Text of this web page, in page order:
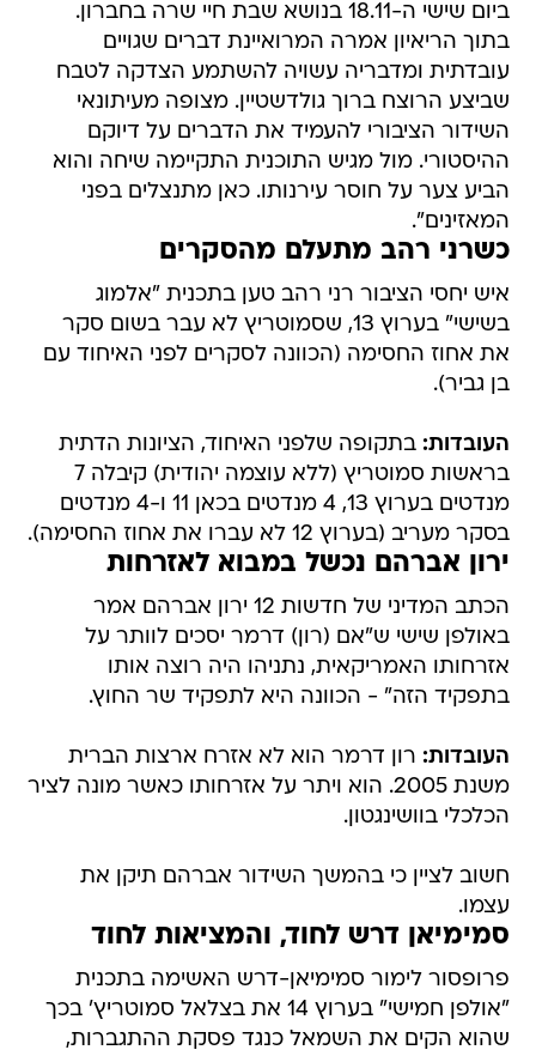
ביום שישי ה-18.11 בנושא שבת חיי שרה בחברון.
בתוך הריאיון אמרה המרואיינת דברים שגויים
עובדתית ומדבריה עשויה להשתמע הצדקה לטבח
שביצע הרוצח ברוך גולדשטיין. מצופה מעיתונאי
השידור הציבורי להעמיד את הדברים על דיוקם
ההיסטורי. מול מגיש התוכנית התקיימה שיחה והוא
הביע צער על חוסר עירנותו. כאן מתנצלים בפני
המאזינים".
כשרני רהב מתעלם מהסקרים
איש יחסי הציבור רני רהב טען בתכנית "אלמוג
בשישי" בערוץ 13, שסמוטריץ לא עבר בשום סקר
את אחוז החסימה (הכוונה לסקרים לפני האיחוד עם
בן גביר).
העובדות: בתקופה שלפני האיחוד, הציונות הדתית
בראשות סמוטריץ (ללא עוצמה יהודית) קיבלה 7
מנדטים בערוץ 13, 4 מנדטים בכאן 11 ו-4 מנדטים
בסקר מעריב (בערוץ 12 לא עברו את אחוז החסימה).
ירון אברהם נכשל במבוא לאזרחות
הכתב המדיני של חדשות 12 ירון אברהם אמר
באולפן שישי ש"אם (רון) דרמר יסכים לוותר על
אזרחותו האמריקאית, נתניהו היה רוצה אותו
בתפקיד הזה" - הכוונה היא לתפקיד שר החוץ.
העובדות: רון דרמר הוא לא אזרח ארצות הברית
משנת 2005. הוא ויתר על אזרחותו כאשר מונה לציר
הכלכלי בוושינגטון.
חשוב לציין כי בהמשך השידור אברהם תיקן את
עצמו.
סמימיאן דרש לחוד, והמציאות לחוד
פרופסור לימור סמימיאן-דרש האשימה בתכנית
"אולפן חמישי" בערוץ 14 את בצלאל סמוטריץ' בכך
שהוא הקים את השמאל כנגד פסקת ההתגברות,